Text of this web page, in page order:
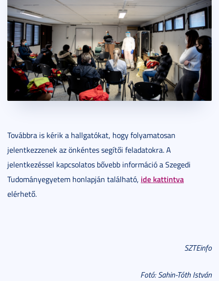
Továbbra is kérik a hallgatókat, hogy folyamatosan
jelentkezzenek az önkéntes segítői feladatokra. A
jelentkezéssel kapcsolatos bővebb információ a Szegedi
Tudományegyetem honlapján található, ide kattintva
elérhető.
SZTEinfo
Fotó: Sahin-Tóth István